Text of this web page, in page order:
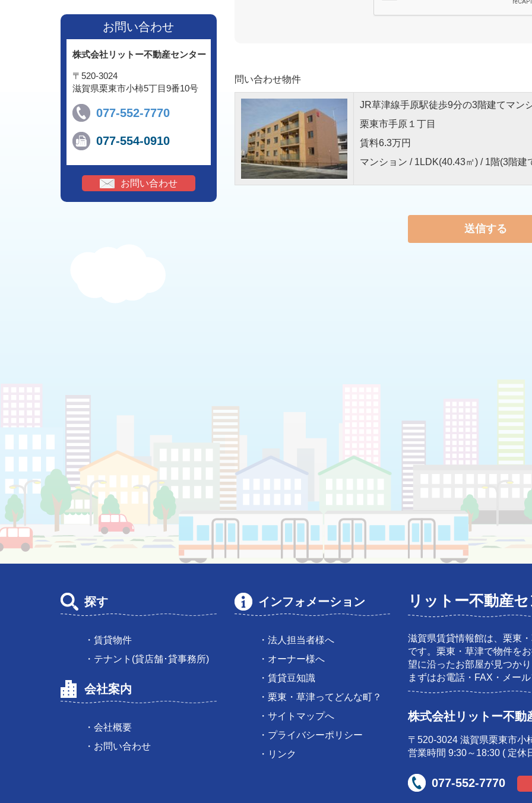
お問い合わせ
株式会社リットー不動産センター
〒520-3024
滋賀県栗東市小柿5丁目9番10号
077-552-7770
077-554-0910
お問い合わせ
問い合わせ物件
JR草津線手原駅徒歩9分の3階建てマン
栗東市手原１丁目
賃料6.3万円
マンション / 1LDK(40.43㎡) / 1階(3階建
送信する
探す
・賃貸物件
・テナント(貸店舗･貸事務所)
会社案内
・会社概要
・お問い合わせ
インフォメーション
・法人担当者様へ
・オーナー様へ
・賃貸豆知識
・栗東・草津ってどんな町？
・サイトマップへ
・プライバシーポリシー
・リンク
リットー不動産
滋賀県賃貸情報館は、栗東
です。栗東・草津で物件を
望に沿ったお部屋が見つかり
まずはお電話・FAX・メー
株式会社リットー不動
〒520-3024 滋賀県栗東市小
営業時間 9:30～18:30 ( 定休
077-552-7770